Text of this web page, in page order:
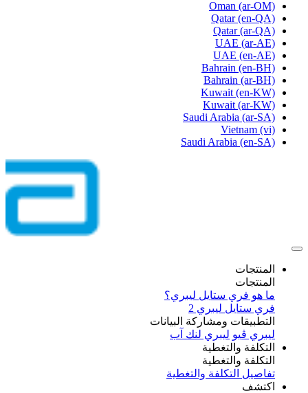
Oman (ar-OM)
Qatar (en-QA)
Qatar (ar-QA)
UAE (ar-AE)
UAE (en-AE)
Bahrain (en-BH)
Bahrain (ar-BH)
Kuwait (en-KW)
Kuwait (ar-KW)
Saudi Arabia (ar-SA)
Vietnam (vi)
Saudi Arabia (en-SA)
المنتجات
المنتجات
ما هو فري ستايل ليبري؟
فري ستايل ليبري 2
التطبيقات ومشاركة البيانات
ليبري ڤيو ليبري لنك آب
التكلفة والتغطية
التكلفة والتغطية
تفاصيل التكلفة والتغطية
اكتشف​